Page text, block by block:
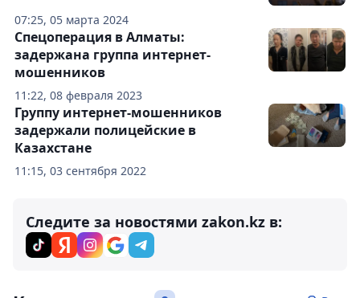
07:25, 05 марта 2024
11:22, 08 февраля 2023
Спецоперация в Алматы:
задержана группа интернет-
мошенников
11:15, 03 сентября 2022
Группу интернет-мошенников
задержали полицейские в
Казахстане
Следите за новостями zakon.kz в: